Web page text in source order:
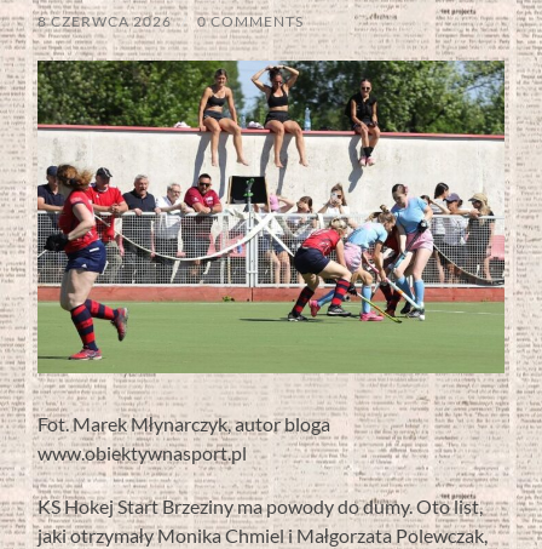
8 CZERWCA 2026 / 0 COMMENTS
Fot. Marek Młynarczyk, autor bloga
www.obiektywnasport.pl
KS Hokej Start Brzeziny ma powody do dumy. Oto list,
jaki otrzymały Monika Chmiel i Małgorzata Polewczak,